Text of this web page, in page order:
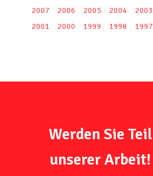
2007
2006 2005 2004 2003
2001
2000 1999 1998 1997
Werden Sie Teil
unserer Arbeit!